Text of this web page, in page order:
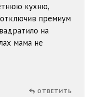
кухню,
премиум
на
мама не
ОТВЕТИТЬ